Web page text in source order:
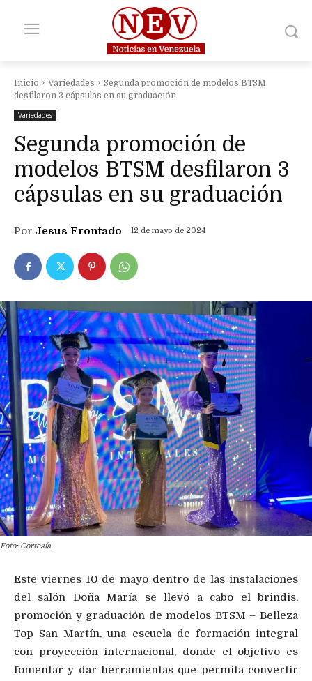
Inicio Variedades
Segunda promoción de modelos BTSM
desfilaron 3 cápsulas en su graduación
Variedades
Segunda promoción de
modelos BTSM desfilaron 3
cápsulas en su graduación
Por Jesus Frontado 12 de mayo de 2024
Foto: Cortesía
Este viernes 10 de mayo dentro de las instalaciones
del salón Doña María se llevó a cabo el brindis,
promoción y graduación de modelos BTSM – Belleza
Top San Martín, una escuela de formación integral
con proyección internacional, donde el objetivo es
fomentar y dar herramientas que permita convertir